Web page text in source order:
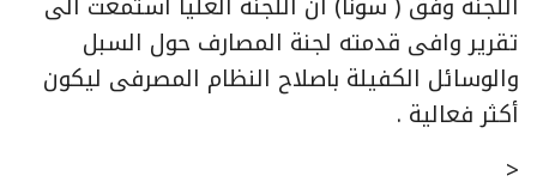
تقرير وافى قدمته لجنة المصارف حول السبل
والوسائل الكفيلة باصلاح النظام المصرفى ليكون
أكثر فعالية .
<